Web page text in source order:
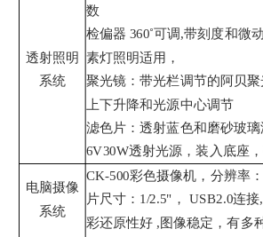
透射照明
系统
数
检偏器 360˚可调,带刻度和微
素灯照明适用，
聚光镜：带光栏调节的阿贝聚
上下升降和光源中心调节
滤色片：透射蓝色和磨砂玻
6V30W透射光源，装入底座
电脑摄像
系统
CK-500彩色摄像机，分辨率
片尺寸：1/2.5"， USB2.0连
彩还原性好 ,图像稳定，有多